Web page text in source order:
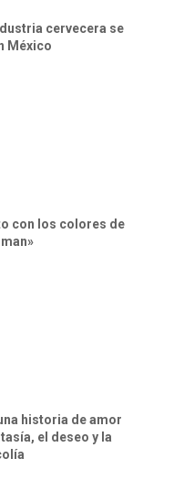
cervecera se
México
con los colores de
historia de amor
el deseo y la